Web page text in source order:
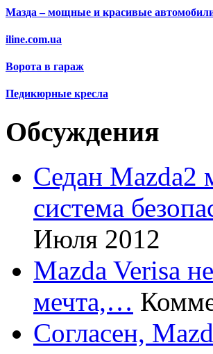
Мазда – мощные и красивые
iline.com.ua
Ворота в гараж
Педикюрные кресла
Обсуждения
Седан Mazda2
система
Июля 2012
Mazda Verisa
мечта,…
Согласен,